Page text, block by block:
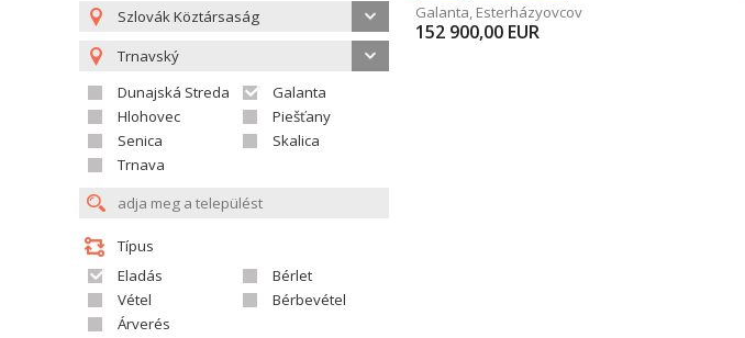
Szlovák Köztársaság
Trnavský
Dunajská Streda
Galanta
Hlohovec
Piešťany
Senica
Skalica
Trnava
Típus
Eladás
Bérlet
Vétel
Bérbevétel
Árverés
Galanta, Esterházyovcov
152 900,00 EUR